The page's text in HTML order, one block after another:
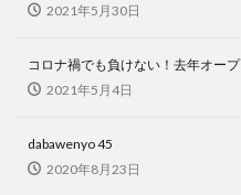
2021年5月30日
コロナ禍でも負けない！去年オー
2021年5月4日
dabawenyo 45
2020年8月23日